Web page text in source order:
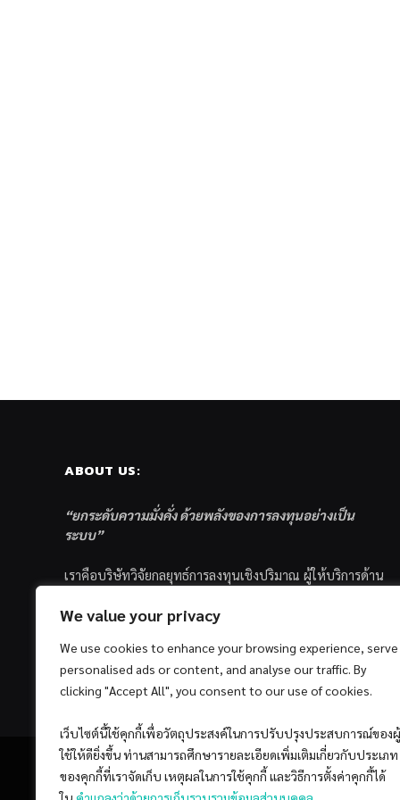
We value your privacy
We use cookies to enhance your browsing experience, serve
personalised ads or content, and analyse our traffic. By
clicking "Accept All", you consent to our use of cookies.
เว็บไซต์นี้ใช้คุกกี้เพื่อวัตถุประสงค์ในการปรับปรุงประสบการณ์ของผู้
ใช้ให้ดียิ่งขึ้น ท่านสามารถศึกษารายละเอียดเพิ่มเติมเกี่ยวกับประเภท
ของคุกกี้ที่เราจัดเก็บ เหตุผลในการใช้คุกกี้ และวิธีการตั้งค่าคุกกี้ได้
ABOUT US:
“ยกระดับความมั่งคั่ง ด้วยพลังของการลงทุนอย่างเป็น
ระบบ”
เราคือบริษัทวิจัยกลยุทธ์การลงทุนเชิงปริมาณ ผู้ให้บริการด้าน
ส่วนบุคคล ซึ่งมีเป้าหมายที่จะช่วยเหลือให้นักลงทุนไทย
ด้วยแนวคิดและกระบวนการลงทุนอย่างเป็นระบบแบบ
Quantitative & Systematic Investing